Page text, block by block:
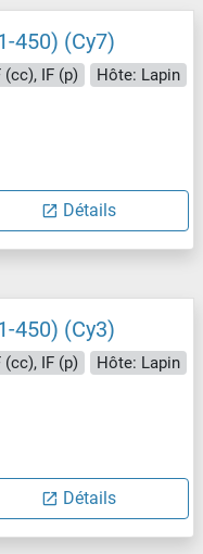
450) (Cy7)
(cc), IF (p)
Hôte: Lapin
Détails
450) (Cy3)
(cc), IF (p)
Hôte: Lapin
Détails